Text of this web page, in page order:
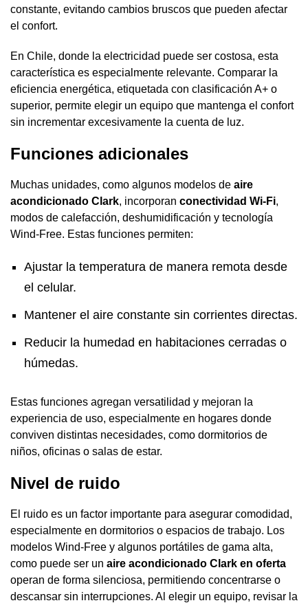
constante, evitando cambios bruscos que pueden afectar
el confort.
En Chile, donde la electricidad puede ser costosa, esta
característica es especialmente relevante. Comparar la
eficiencia energética, etiquetada con clasificación A+ o
superior, permite elegir un equipo que mantenga el confort
sin incrementar excesivamente la cuenta de luz.
Funciones adicionales
Muchas unidades, como algunos modelos de aire
acondicionado Clark, incorporan conectividad Wi-Fi,
modos de calefacción, deshumidificación y tecnología
Wind-Free. Estas funciones permiten:
Ajustar la temperatura de manera remota desde
el celular.
Mantener el aire constante sin corrientes directas.
Reducir la humedad en habitaciones cerradas o
húmedas.
Estas funciones agregan versatilidad y mejoran la
experiencia de uso, especialmente en hogares donde
conviven distintas necesidades, como dormitorios de
niños, oficinas o salas de estar.
Nivel de ruido
El ruido es un factor importante para asegurar comodidad,
especialmente en dormitorios o espacios de trabajo. Los
modelos Wind-Free y algunos portátiles de gama alta,
como puede ser un aire acondicionado Clark en oferta
operan de forma silenciosa, permitiendo concentrarse o
descansar sin interrupciones. Al elegir un equipo, revisar la